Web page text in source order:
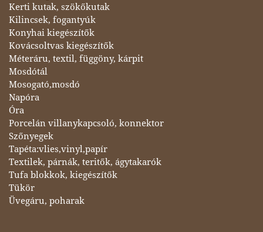
Kerti kutak, szökőkutak
Kilincsek, fogantyúk
Konyhai kiegészítők
Kovácsoltvas kiegészítők
Méteráru, textil, függöny, kárpit
Mosdótál
Mosogató,mosdó
Napóra
Óra
Porcelán villanykapcsoló, konnektor
Szőnyegek
Tapéta:vlies,vinyl,papír
Textilek, párnák, teritők, ágytakarók
Tufa blokkok, kiegészítők
Tükör
Üvegáru, poharak